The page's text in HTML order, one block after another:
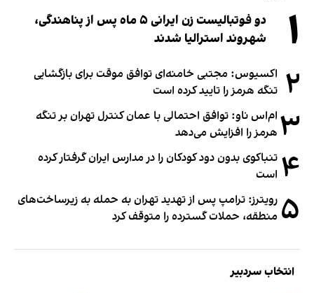
۱
دو فوتبالیست زن ایرانی ۵ ماه پس از پناهندگی،
شهروند استرالیا شدند
۲ اکسیوس: مجتبی خامنه‌ای توافق موقت برای بازگشایی
تنگه هرمز را تایید کرده است
۳ ام‌اس ناو: توافق احتمالی با عمان کنترل تهران بر تنگه
هرمز را افزایش می‌دهد
۴ تنباکوی بدون دود کودکان را در مدارس ایران گرفتار کرده
است
۵ رویترز: ترامپ پس از تهدید تهران به حمله به زیرساخت‌های
منطقه، حملات گسترده را متوقف کرد
انتخاب سردبیر